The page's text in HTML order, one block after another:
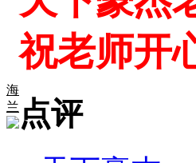
海
兰
祝老师开
点评